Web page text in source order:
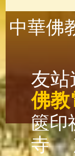
中華佛
友站
佛教
篋印
寺